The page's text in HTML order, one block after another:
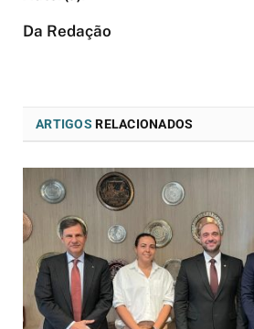
Da Redação
ARTIGOS RELACIONADOS